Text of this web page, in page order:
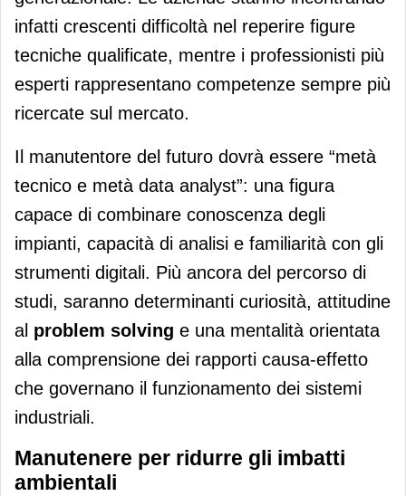
infatti crescenti difficoltà nel reperire figure
tecniche qualificate, mentre i professionisti più
esperti rappresentano competenze sempre più
ricercate sul mercato.
Il manutentore del futuro dovrà essere “metà
tecnico e metà data analyst”: una figura
capace di combinare conoscenza degli
impianti, capacità di analisi e familiarità con gli
strumenti digitali. Più ancora del percorso di
studi, saranno determinanti curiosità, attitudine
al problem solving e una mentalità orientata
alla comprensione dei rapporti causa-effetto
che governano il funzionamento dei sistemi
industriali.
Manutenere per ridurre gli imbatti
ambientali